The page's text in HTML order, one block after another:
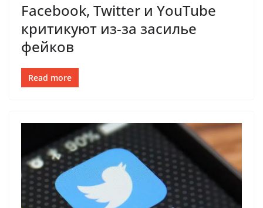
Facebook, Twitter и YouTube
критикуют из-за засилье
фейков
Read more